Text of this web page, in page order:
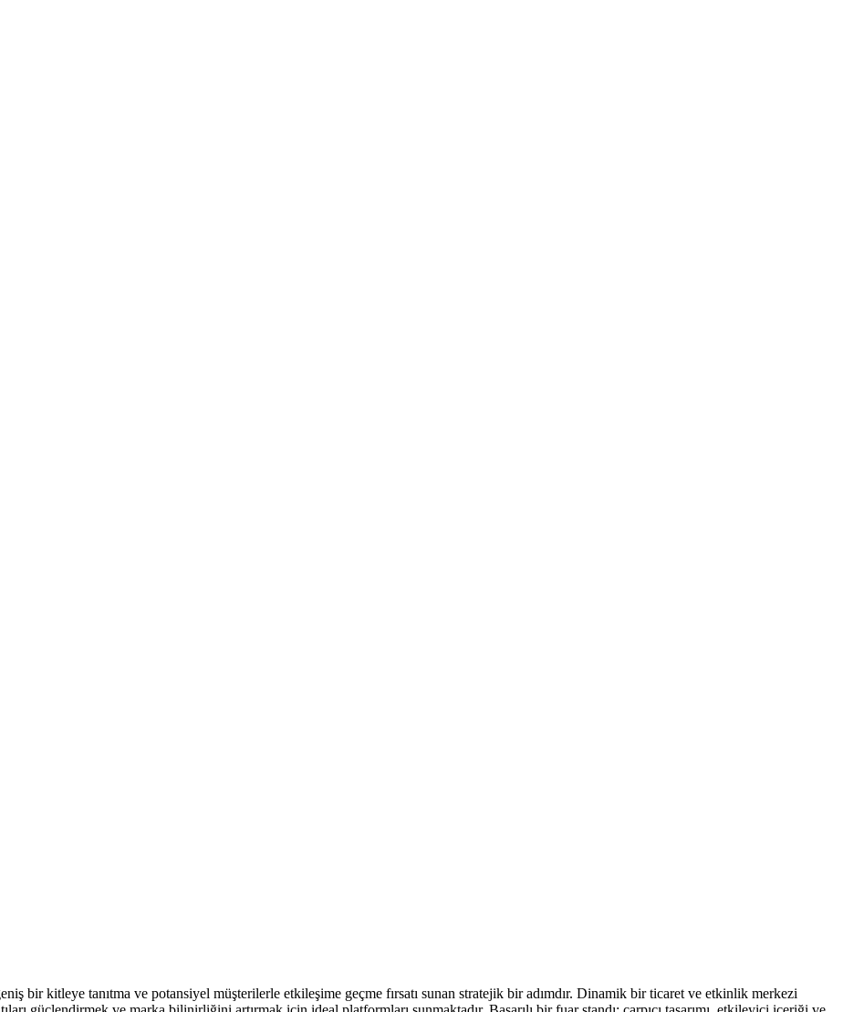
bir kitleye tanıtma ve potansiyel müşterilerle etkileşime geçme fırsatı sunan stratejik bir adımdır. Dinamik bir ticaret ve etkinlik merkezi